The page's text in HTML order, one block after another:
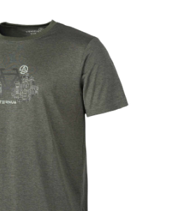
有限公司」（以下簡稱本公司）所提供，讓
買商品或服務，並由商店將買賣／分期付款
約使用本公司帳單繳交帳款。
分期」之契約關係目的，商店將以您的個人
提供予台灣大哥大進項蒐集、處理及利用，
所需資料之確認、核對及更正。
下連結：
https://oppay.tw/userRule
行付款，方視為交易完成。
需立刻繳費，但若您需要取消訂單，請聯絡
取消之訂單仍視為有效，需透過AFTEE先享
享後付 」之結帳頁面顯示為準，若有關於
退款等相關疑問，請聯繫「AFTEE先享後付
support/home
司提供之「AFTEE先享後付」服務完成之交
供個人資料，並將交易相關給付款項請求債
瀏覽以下網址：
法定代理人或監護人之同意方可使用
上)免運費
以上)免運費
含以上)免運費